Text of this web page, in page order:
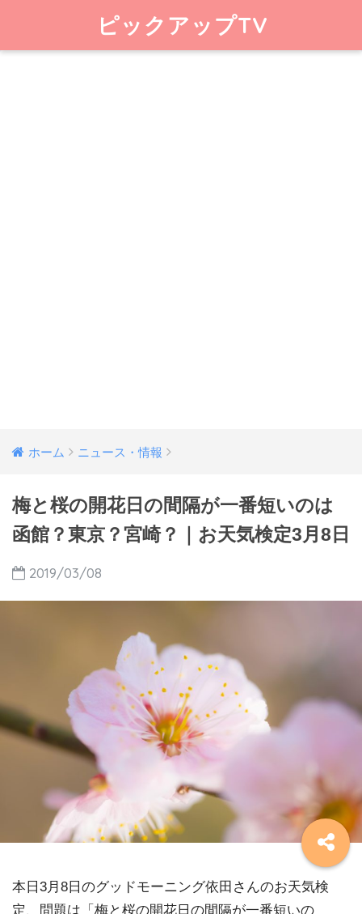
ピックアップTV
ホーム ニュース・情報
梅と桜の開花日の間隔が一番短いのは
函館？東京？宮崎？｜お天気検定3月8日
2019/03/08
本日3月8日のグッドモーニング依田さんのお天気検
定、問題は「梅と桜の開花日の間隔が一番短いの